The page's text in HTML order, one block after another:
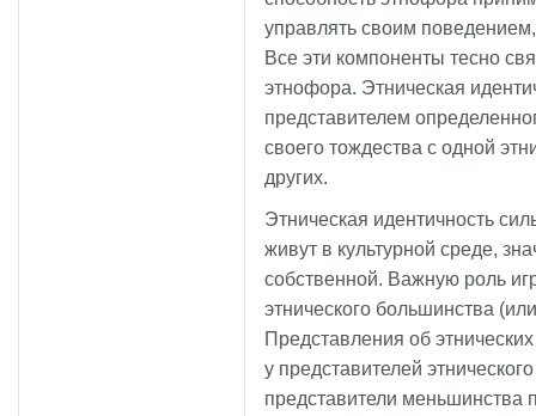
управлять своим поведением,
Все эти компоненты тесно
этнофора. Этническая
представителем
своего тождества с одной
других.
Этническая идентичность
живут в культурной среде,
собственной. Важную роль
этнического большинства
Представления об
у представителей
представители меньшинства